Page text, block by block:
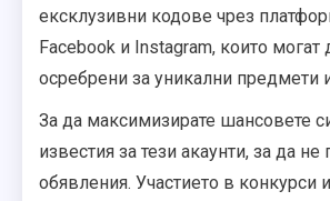
ексклузивни кодове чрез
Facebook и Instagram, които могат
осребрени за уникални предмети
За да максимизирате шансовете
известия за тези акаунти, за да не
обявления. Участието в конкурси